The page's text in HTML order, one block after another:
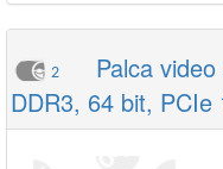
2
Palca
DDR3, 64 bit, PCIe